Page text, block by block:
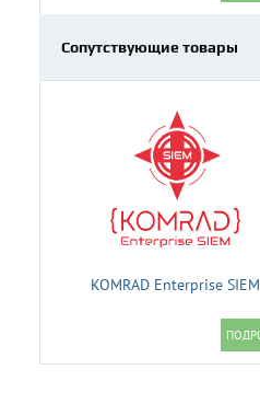
Сопутствующие товары
KOMRAD Enterprise SIEM